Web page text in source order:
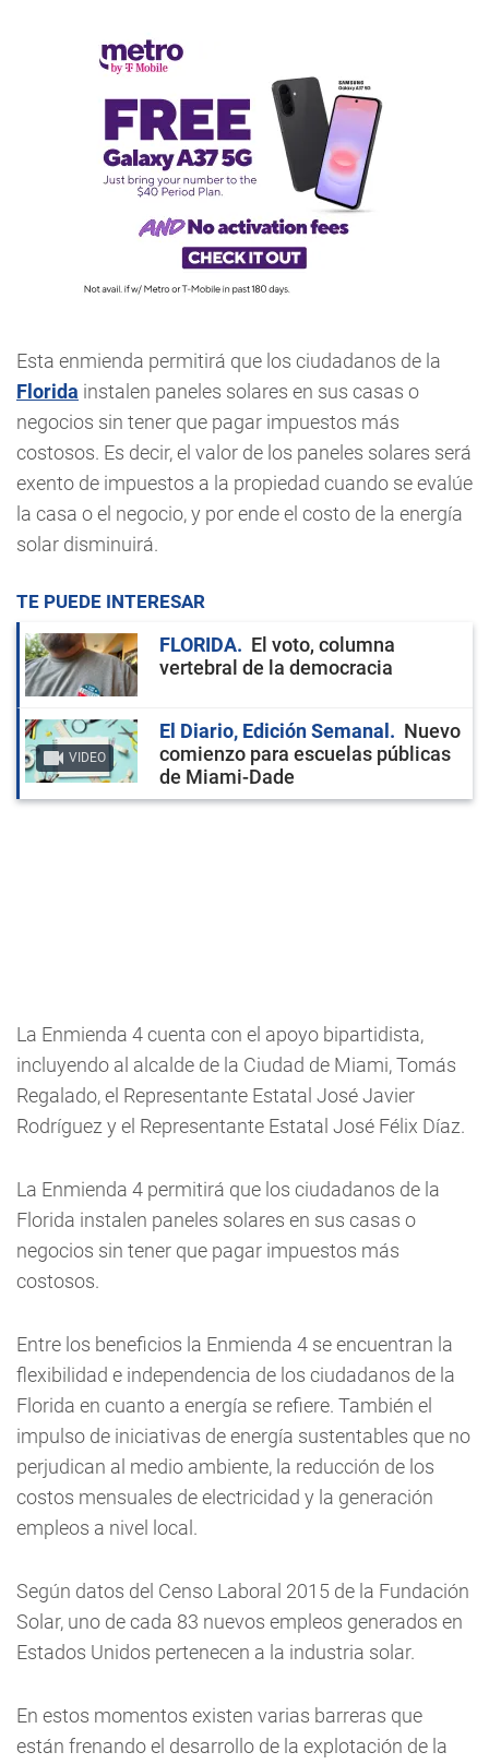
Esta enmienda permitirá que los ciudadanos de la
Florida instalen paneles solares en sus casas o
negocios sin tener que pagar impuestos más
costosos. Es decir, el valor de los paneles solares será
exento de impuestos a la propiedad cuando se evalúe
la casa o el negocio, y por ende el costo de la energía
solar disminuirá.
TE PUEDE INTERESAR
FLORIDA
El voto, columna
vertebral de la democracia
VIDEO
El Diario, Edición Semanal
Nuevo
comienzo para escuelas públicas
de Miami-Dade
La Enmienda 4 cuenta con el apoyo bipartidista,
incluyendo al alcalde de la Ciudad de Miami, Tomás
Regalado, el Representante Estatal José Javier
Rodríguez y el Representante Estatal José Félix Díaz.
La Enmienda 4 permitirá que los ciudadanos de la
Florida instalen paneles solares en sus casas o
negocios sin tener que pagar impuestos más
costosos.
Entre los beneficios la Enmienda 4 se encuentran la
flexibilidad e independencia de los ciudadanos de la
Florida en cuanto a energía se refiere. También el
impulso de iniciativas de energía sustentables que no
perjudican al medio ambiente, la reducción de los
costos mensuales de electricidad y la generación
empleos a nivel local.
Según datos del Censo Laboral 2015 de la Fundación
Solar, uno de cada 83 nuevos empleos generados en
Estados Unidos pertenecen a la industria solar.
En estos momentos existen varias barreras que
están frenando el desarrollo de la explotación de la